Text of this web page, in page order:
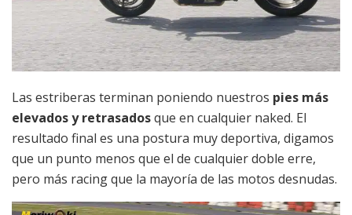
Las estriberas terminan poniendo nuestros pies más
elevados y retrasadosque en cualquier naked. El
resultado final es una postura muy deportiva, digamos
que un punto menos que el de cualquier doble erre,
pero más racing que la mayoría de las motos desnudas.